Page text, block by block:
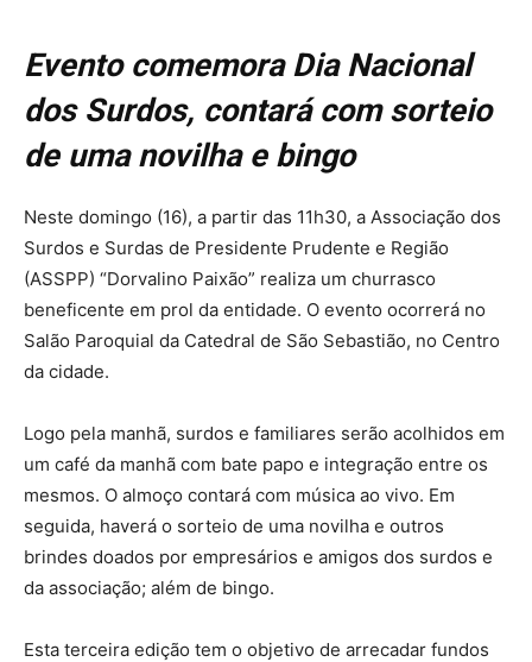
Evento comemora Dia Nacional
dos Surdos, contará com sorteio
de uma novilha e bingo
Neste domingo (16), a partir das 11h30, a Associação dos
Surdos e Surdas de Presidente Prudente e Região
(ASSPP) “Dorvalino Paixão” realiza um churrasco
beneficente em prol da entidade. O evento ocorrerá no
Salão Paroquial da Catedral de São Sebastião, no Centro
da cidade.
Logo pela manhã, surdos e familiares serão acolhidos em
um café da manhã com bate papo e integração entre os
mesmos. O almoço contará com música ao vivo. Em
seguida, haverá o sorteio de uma novilha e outros
brindes doados por empresários e amigos dos surdos e
da associação; além de bingo.
Esta terceira edição tem o objetivo de arrecadar fundos